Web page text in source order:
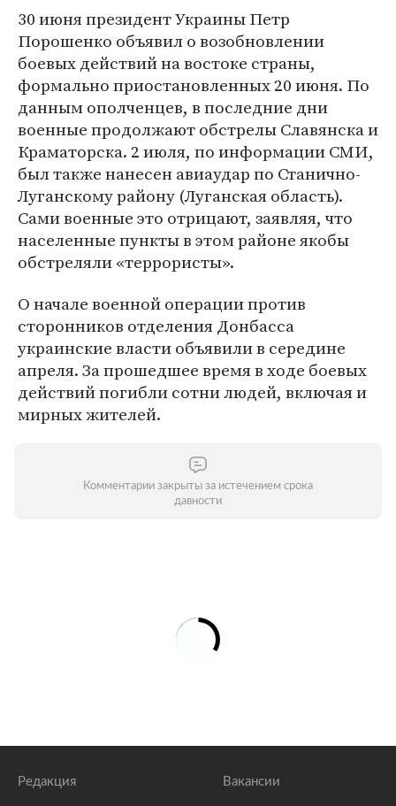
30 июня президент Украины Петр
Порошенко объявил о возобновлении
боевых действий на востоке страны,
формально приостановленных 20 июня. По
данным ополченцев, в последние дни
военные продолжают обстрелы Славянска и
Краматорска. 2 июля, по информации СМИ,
был также нанесен авиаудар по Станично-
Луганскому району (Луганская область).
Сами военные это отрицают, заявляя, что
населенные пункты в этом районе якобы
обстреляли «террористы».
О начале военной операции против
сторонников отделения Донбасса
украинские власти объявили в середине
апреля. За прошедшее время в ходе боевых
действий погибли сотни людей, включая и
мирных жителей.
Комментарии закрыты за истечением срока
давности
Редакция Вакансии